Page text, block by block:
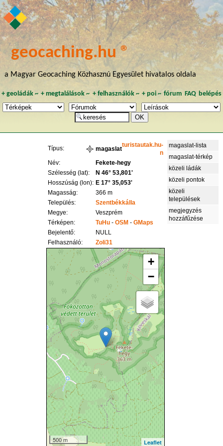
geocaching.hu ®
a Magyar Geocaching Közhasznú Egyesület hivatalos oldala
+ geoládák~ +megtalálások ~ + felhasználók~ + poi~ fórum FAQ belépés
Típus: magaslat
turistautak.hu-
n
Név:
Fekete-hegy
Szélesség (lat):
N 46° 53,801'
Hosszúság (lon): E 17° 35,053'
Magasság:
366 m
Település:
Szentbékkálla
Megye:
Veszprém
Térképen:
TuHu -OSM -GMaps
Bejelentő:
NULL
Felhasználó:
Zoli31
+
−
500 m Leaflet
magaslat-lista
magaslat-térkép
közeli ládák
közeli pontok
közeli
települések
megjegyzés
hozzáfűzése